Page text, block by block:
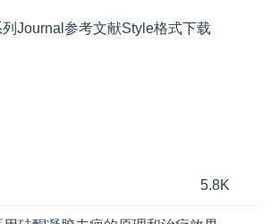
列Journal参考文献Style格式下载
5.8K